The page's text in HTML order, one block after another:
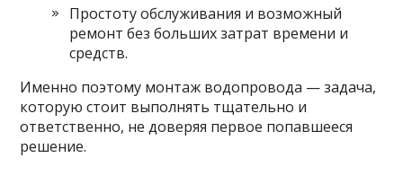
Простоту обслуживания и возможный
ремонт без больших затрат времени и
средств.
Именно поэтому монтаж водопровода — задача,
которую стоит выполнять тщательно и
ответственно, не доверяя первое попавшееся
решение.